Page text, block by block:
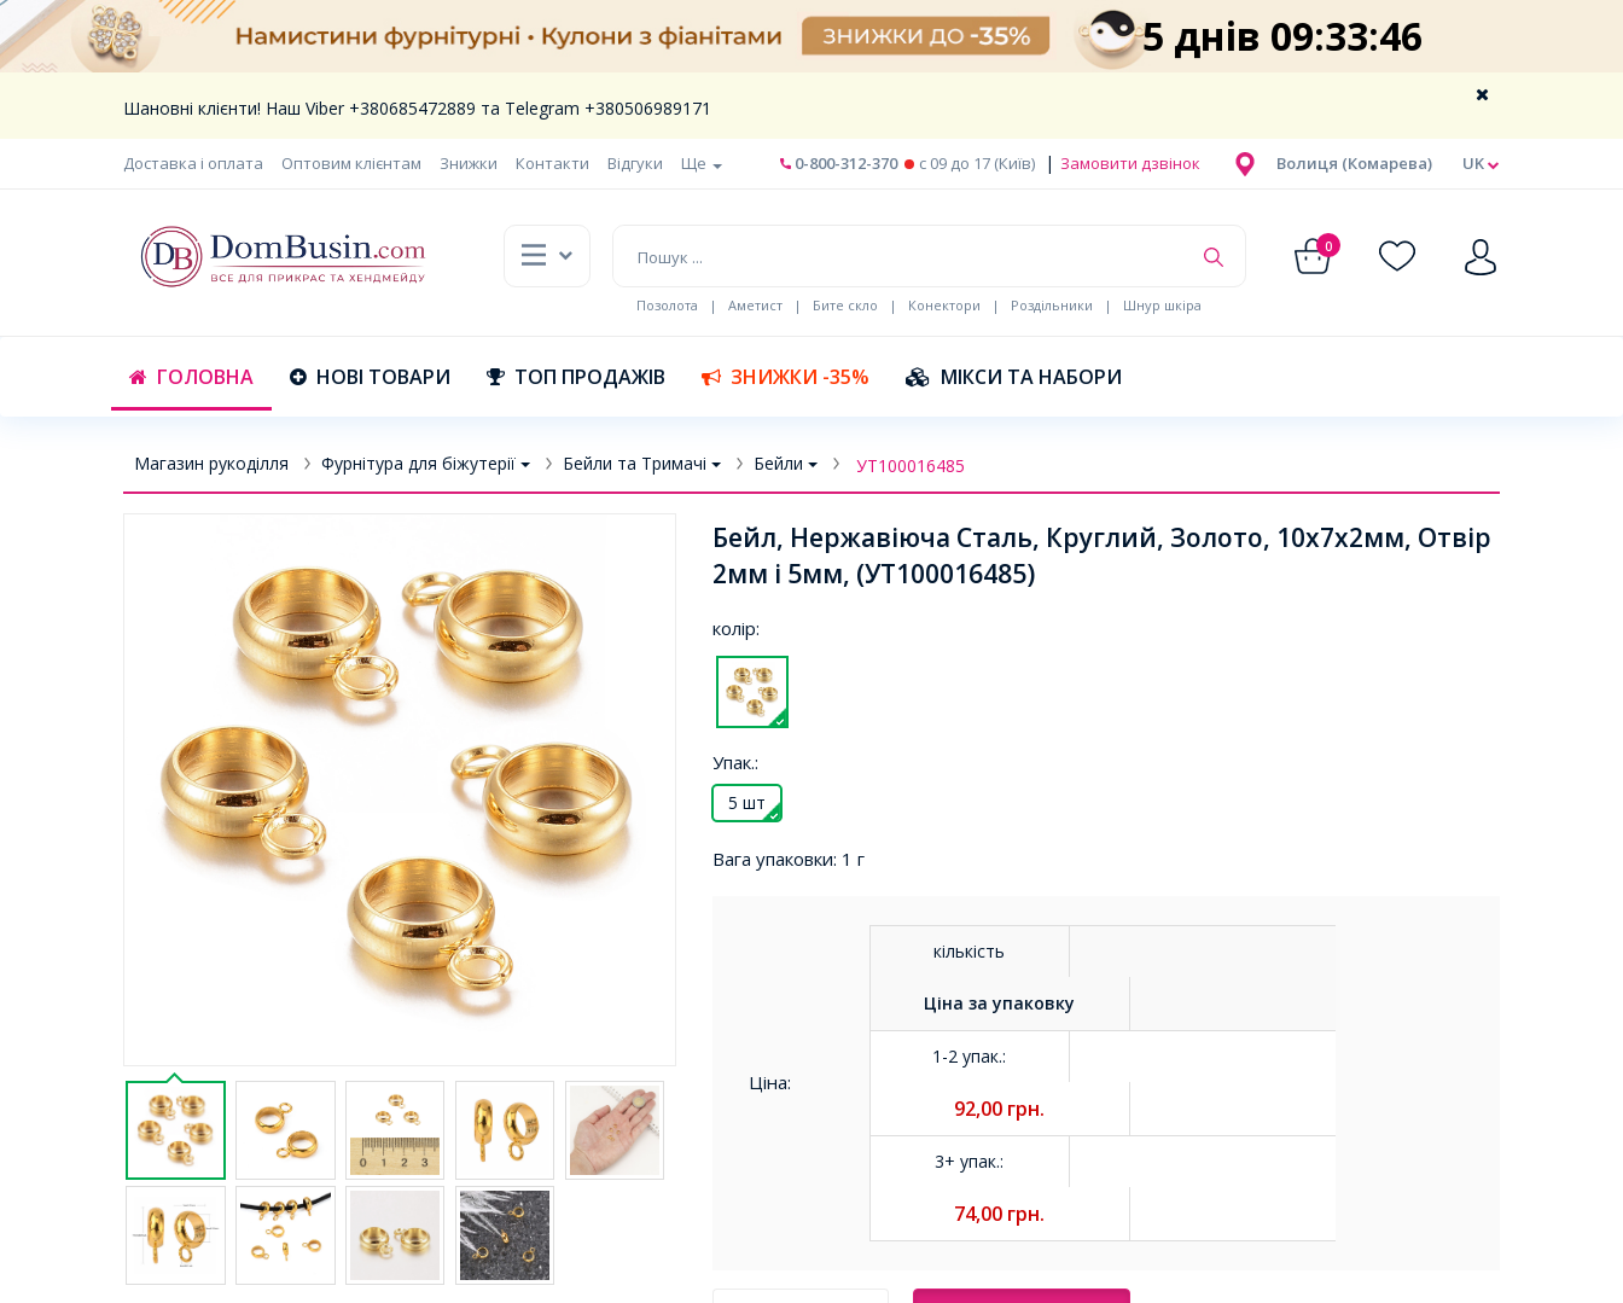
5 днів 09:33:46
Шановні клієнти! Наш Viber +380685472889 та Telegram +380506989171
Доставка і оплата Оптовим клієнтам Знижки Контакти Відгуки Ще UK
Волиця (Комарева)
0-800-312-370 c 09 до 17 (Київ) | Замовити дзвінок
0
Позолота | Аметист | Бите скло | Конектори | Роздільники | Шнур шкіра
ГОЛОВНА НОВІ ТОВАРИ ТОП ПРОДАЖІВ ЗНИЖКИ -35% МІКСИ ТА НАБОРИ
Магазин рукоділля Фурнітура для біжутерії Бейли та Тримачі Бейли УТ100016485
Бейл, Нержавіюча Сталь, Круглий, Золото, 10х7х2мм, Отвір
2мм і 5мм, (УТ100016485)
колір:
Упак.:
5 шт
Вага упаковки: 1 г
Ціна:
кількість
Ціна заупаковку
1-2 упак.:
92,00 грн.
3+ упак.:
74,00 грн.